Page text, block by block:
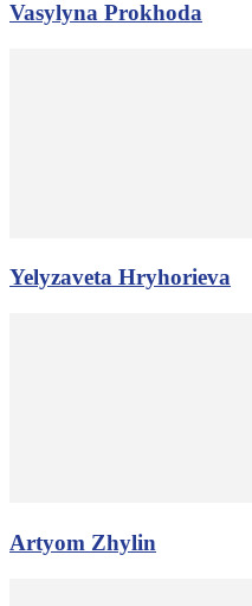
Vasylyna Prokhoda
Yelyzaveta Hryhorieva
Artyom Zhylin